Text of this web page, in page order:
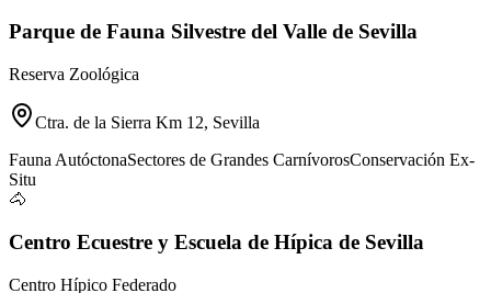
Parque de Fauna Silvestre del Valle de Sevilla
Reserva Zoológica
Ctra. de la Sierra Km 12, Sevilla
Fauna AutóctonaSectores de Grandes CarnívorosConservación Ex-
Situ
🐴
Centro Ecuestre y Escuela de Hípica de Sevilla
Centro Hípico Federado